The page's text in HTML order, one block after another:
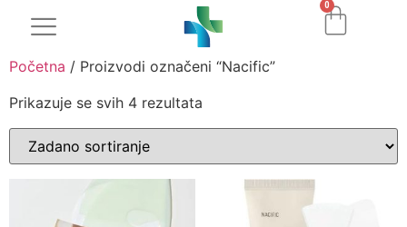
0
Početna / Proizvodi označeni “Nacific”
Prikazuje se svih 4 rezultata